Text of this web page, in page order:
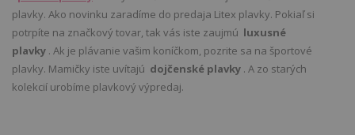
plavky. Ako novinku zaradíme do predaja Litex plavky. Pokiaľ si
potrpíte na značkový tovar, tak vás iste zaujmú luxusné
plavky . Ak je plávanie vašim koníčkom, pozrite sa na športové
plavky. Mamičky iste uvítajú dojčenské plavky . A zo starých
kolekcií urobíme plavkový výpredaj.